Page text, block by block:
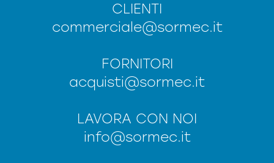
CLIENTI
commerciale@sormec.it
FORNITORI
acquisti@sormec.it
LAVORA CON NOI
info@sormec.it